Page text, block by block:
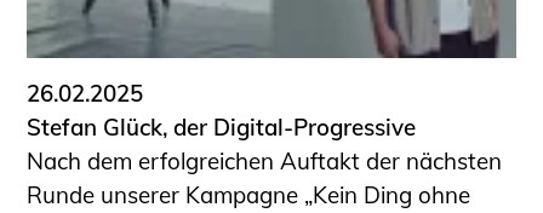
26.02.2025
Stefan Glück, der Digital-Progressive
Nach dem erfolgreichen Auftakt der nächsten
Runde unserer Kampagne „Kein Ding ohne